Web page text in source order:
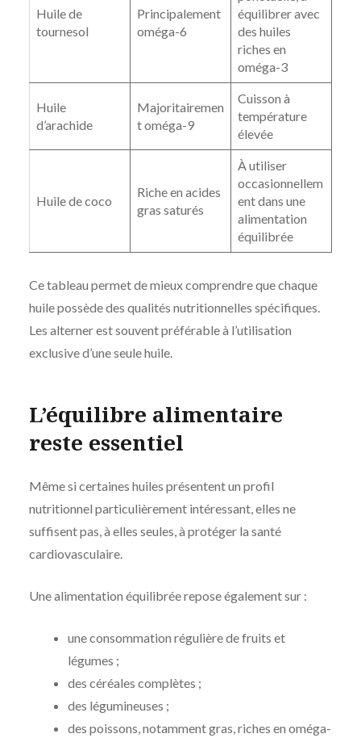
Huile de
tournesol
Principalement
oméga-6
équilibrer avec
des huiles
riches en
oméga-3
Huile
d’arachide
Majoritairemen
t oméga-9
Cuisson à
température
élevée
Huile de coco
Riche en acides
gras saturés
À utiliser
occasionnellem
ent dans une
alimentation
équilibrée
Ce tableau permet de mieux comprendre que chaque
huile possède des qualités nutritionnelles spécifiques.
Les alterner est souvent préférable à l’utilisation
exclusive d’une seule huile.
L’équilibre alimentaire
reste essentiel
Même si certaines huiles présentent un profil
nutritionnel particulièrement intéressant, elles ne
suffisent pas, à elles seules, à protéger la santé
cardiovasculaire.
Une alimentation équilibrée repose également sur :
une consommation régulière de fruits et
légumes ;
des céréales complètes ;
des légumineuses ;
des poissons, notamment gras, riches en oméga-